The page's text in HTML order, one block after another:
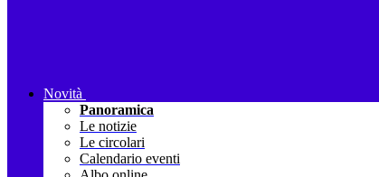
Novità
Panoramica
Le notizie
Le circolari
Calendario eventi